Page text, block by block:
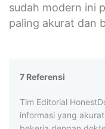
sudah modern ini
paling akurat dan
7 Referensi
Tim Editorial
informasi yang